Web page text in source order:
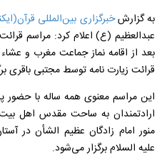
به گزارشخبرگزاری بین‌المللی
عبدالعظیم (ع) اعلام کرد: مراسم
بعد از اقامه نماز جماعت مغرب و
قرائت زیارت نامه توسط مجتبی باقری
این مراسم معنوی همه ساله با حضور
ارادتمندان به ساحت مقدس اهل
منور امام زادگان عظیم الشأن در
علیه السلام برگزار می‌شود.